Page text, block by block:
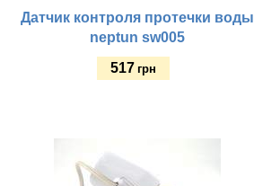
Датчик контроля протечки воды
neptun sw005
517 грн